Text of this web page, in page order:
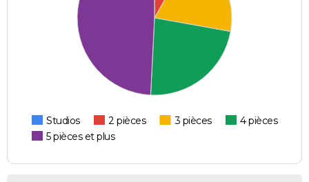
Studios 2 pièces 3 pièces
4 pièces
5 pièces et plus